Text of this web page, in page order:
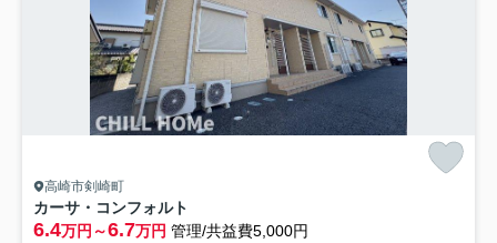
高崎市剣崎町
カーサ・コンフォルト
6.4万円～6.7万円 管理/共益費5,000円